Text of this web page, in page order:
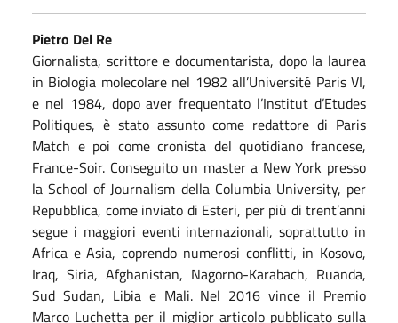
Pietro Del Re
Giornalista, scrittore e documentarista, dopo la laurea
in Biologia molecolare nel 1982 all’Université Paris VI,
e nel 1984, dopo aver frequentato l’Institut d’Etudes
Politiques, è stato assunto come redattore di Paris
Match e poi come cronista del quotidiano francese,
France-Soir. Conseguito un master a New York presso
la School of Journalism della Columbia University, per
Repubblica, come inviato di Esteri, per più di trent’anni
segue i maggiori eventi internazionali, soprattutto in
Africa e Asia, coprendo numerosi conflitti, in Kosovo,
Iraq, Siria, Afghanistan, Nagorno-Karabach, Ruanda,
Sud Sudan, Libia e Mali. Nel 2016 vince il Premio
Marco Luchetta per il miglior articolo pubblicato sulla